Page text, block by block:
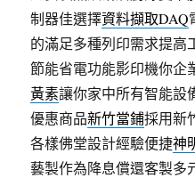
制器佳選擇資料擷取DAQ
的滿足多種列印需求提高
節能省電功能影印機你企
黃素讓你家中所有智能設
優惠商品新竹當鋪採用新
各樣佛堂設計經驗便捷神
藝製作為降息償還客製多